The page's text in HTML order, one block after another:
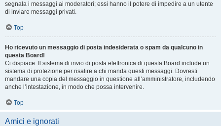
segnala i messaggi ai moderatori; essi hanno il potere di impedire a un utente
di inviare messaggi privati​​.
Top
Ho ricevuto un messaggio di posta indesiderata o spam da qualcuno in
questa Board!
Ci dispiace. Il sistema di invio di posta elettronica di questa Board include un
sistema di protezione per risalire a chi manda questi messaggi. Dovresti
mandare una copia del messaggio in questione all’amministratore, includendo
anche l’intestazione, in modo che possa intervenire.
Top
Amici e ignorati